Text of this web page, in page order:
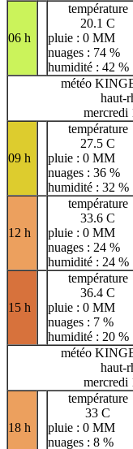
06 h
température
20.1 C
pluie : 0 MM
nuages : 74 %
humidité : 42 %
météo
haut-
mercredi
09 h
température
27.5 C
pluie : 0 MM
nuages : 36 %
humidité : 32 %
12 h
température
33.6 C
pluie : 0 MM
nuages : 24 %
humidité : 24 %
15 h
température
36.4 C
pluie : 0 MM
nuages : 7 %
humidité : 20 %
météo
haut-
mercredi
18 h
température
33 C
pluie : 0 MM
nuages : 8 %